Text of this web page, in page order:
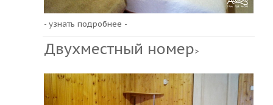
- узнать подробнее -
Двухместный номер>